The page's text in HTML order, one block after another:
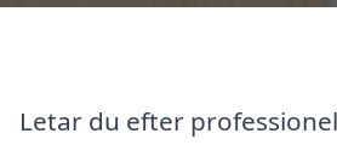
Letar du efter